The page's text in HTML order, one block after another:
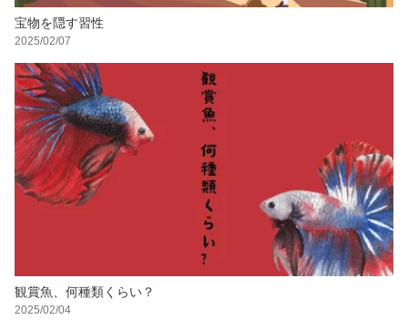
宝物を隠す習性
2025/02/07
観賞魚、何種類くらい？
2025/02/04